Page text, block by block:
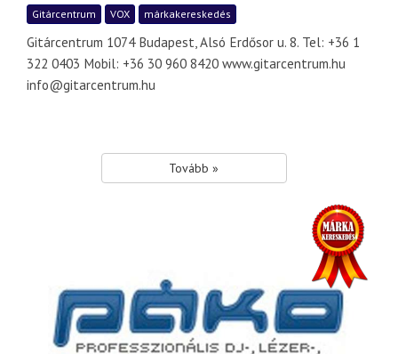
Gitárcentrum VOX márkakereskedés
Gitárcentrum 1074 Budapest, Alsó Erdősor u. 8. Tel: +36 1
322 0403 Mobil: +36 30 960 8420 www.gitarcentrum.hu
info@gitarcentrum.hu
Tovább »